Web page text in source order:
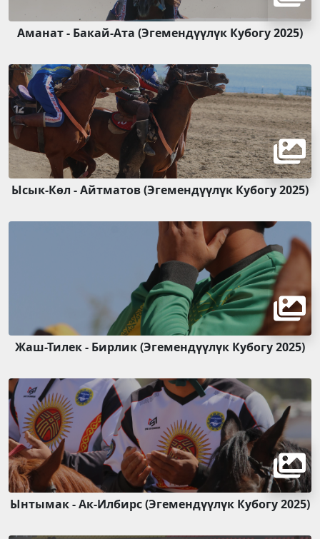
Аманат - Бакай-Ата (Эгемендүүлүк Кубогу 2025)
Ысык-Көл - Айтматов (Эгемендүүлүк Кубогу 2025)
Жаш-Тилек - Бирлик (Эгемендүүлүк Кубогу 2025)
Ынтымак - Ак-Илбирс (Эгемендүүлүк Кубогу 2025)